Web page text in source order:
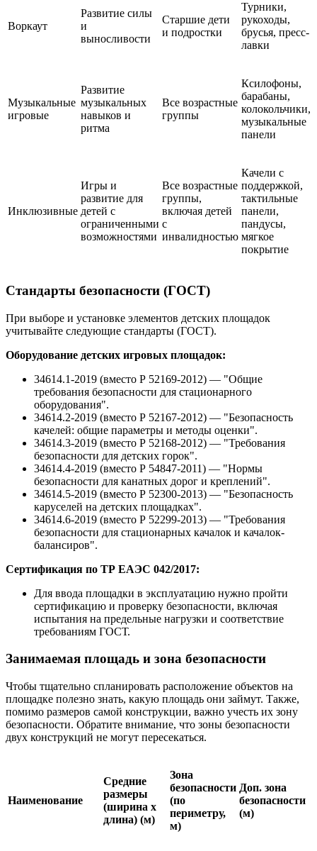
Воркаут
Развитие силы
и
выносливости
Старшие дети
и подростки
Турники,
рукоходы,
брусья, пресс-
лавки
Музыкальные
игровые
Развитие
музыкальных
навыков и
ритма
Все возрастные
группы
Ксилофоны,
барабаны,
колокольчики,
музыкальные
панели
Инклюзивные
Игры и
развитие для
детей с
ограниченными
возможностями
Все возрастные
группы,
включая детей
с
инвалидностью
Качели с
поддержкой,
тактильные
панели,
пандусы,
мягкое
покрытие
Стандарты безопасности (ГОСТ)
При выборе и установке элементов детских площадок
учитывайте следующие стандарты (ГОСТ).
Оборудование детских игровых площадок:
34614.1-2019 (вместо Р 52169-2012) — "Общие
требования безопасности для стационарного
оборудования".
34614.2-2019 (вместо Р 52167-2012) — "Безопасность
качелей: общие параметры и методы оценки".
34614.3-2019 (вместо Р 52168-2012) — "Требования
безопасности для детских горок".
34614.4-2019 (вместо Р 54847-2011) — "Нормы
безопасности для канатных дорог и креплений".
34614.5-2019 (вместо Р 52300-2013) — "Безопасность
каруселей на детских площадках".
34614.6-2019 (вместо Р 52299-2013) — "Требования
безопасности для стационарных качалок и качалок-
балансиров".
Сертификация по ТР ЕАЭС 042/2017:
Для ввода площадки в эксплуатацию нужно пройти
сертификацию и проверку безопасности, включая
испытания на предельные нагрузки и соответствие
требованиям ГОСТ.
Занимаемая площадь и зона безопасности
Чтобы тщательно спланировать расположение объектов на
площадке полезно знать, какую площадь они займут. Также,
помимо размеров самой конструкции, важно учесть их зону
безопасности. Обратите внимание, что зоны безопасности
двух конструкций не могут пересекаться.
Наименование
Средние
размеры
(ширина х
длина) (м)
Зона
безопасности
(по
периметру,
м)
Доп. зона
безопасности
(м)